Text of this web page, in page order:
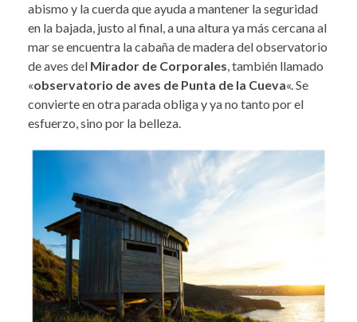
abismo y la cuerda que ayuda a mantener la seguridad
en la bajada, justo al final, a una altura ya más cercana al
mar se encuentra la cabaña de madera del observatorio
de aves del Mirador de Corporales , también llamado
«observatorio de aves de Punta de la Cueva«. Se
convierte en otra parada obliga y ya no tanto por el
esfuerzo, sino por la belleza.